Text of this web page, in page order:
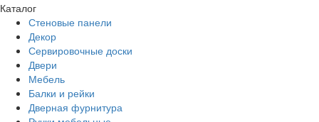
Каталог
Стеновые панели
Декор
Сервировочные доски
Двери
Мебель
Балки и рейки
Дверная фурнитура